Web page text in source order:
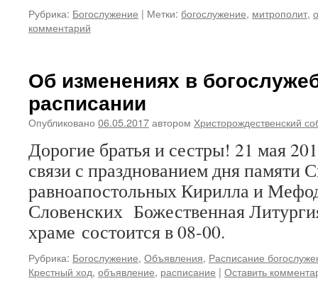
Рубрика: Богослужение | Метки: богослужение, митрополит,
комментарий
Об изменениях в
расписании
Опубликовано 06.05.2017автором Христорождественский
Дорогие братья и сестры! 21 мая
связи с празднованием дня памяти
равноапостольных Кирилла и
Словенских Божественная
храме состоится в 08-00.
Рубрика: Богослужение, Объявления, Расписание
Крестный ход, объявление, расписание | Оставить